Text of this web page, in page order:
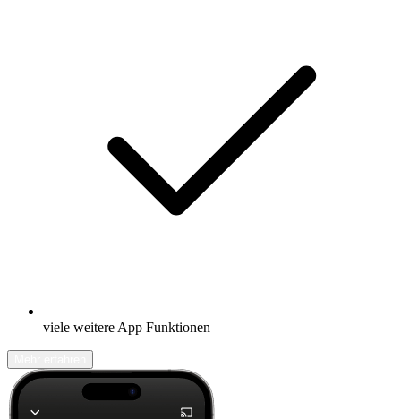
viele weitere App Funktionen